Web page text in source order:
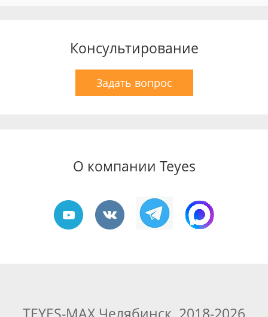
Консультирование
Задать вопрос
О компании Teyes